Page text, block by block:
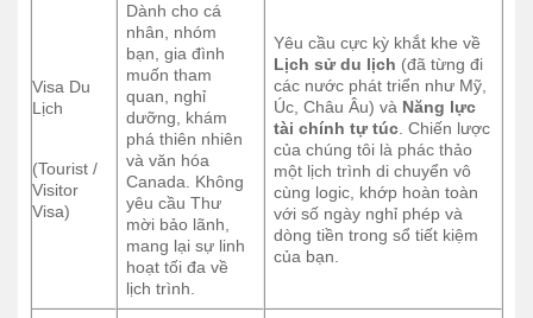
Visa Du
Lịch
(Tourist /
Visitor
Visa)
Dành cho cá
nhân, nhóm
bạn, gia đình
muốn tham
quan, nghỉ
dưỡng, khám
phá thiên nhiên
và văn hóa
Canada. Không
yêu cầu Thư
mời bảo lãnh,
mang lại sự linh
hoạt tối đa về
lịch trình.
Yêu cầu cực kỳ khắt khe về
Lịch sử du lịch (đã từng đi
các nước phát triển như Mỹ,
Úc, Châu Âu) và Năng lực
tài chính tự túc . Chiến lược
của chúng tôi là phác thảo
một lịch trình di chuyển vô
cùng logic, khớp hoàn toàn
với số ngày nghỉ phép và
dòng tiền trong sổ tiết kiệm
của bạn.